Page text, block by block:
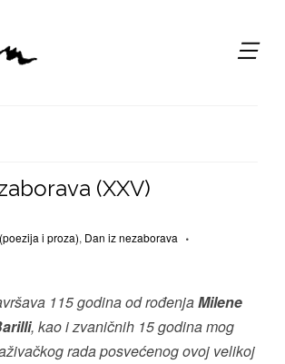
,
(XXV)
i proza), Dan iz nezaborava
115 godina od rođenjaMilene
, kao i zvaničnih 15 godina mog
rada posvećenog ovoj velikoj